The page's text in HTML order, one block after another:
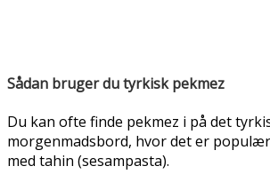
Sådan bruger du tyrkisk pekmez
Du kan ofte finde pekmez i på det
morgenmadsbord, hvor det er
med tahin (sesampasta).